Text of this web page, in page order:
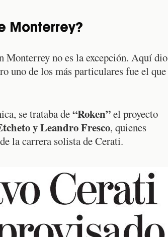
Monterrey?
Monterrey no es la excepción. Aquí dio
uno de los más particulares fue el que
se trataba de“Roken”el proyecto
y Leandro Fresco, quienes
la carrera solista de Cerati.